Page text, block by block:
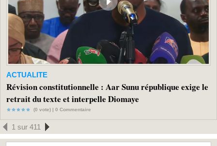
ACTUALITE
Révision constitutionnelle : Aar Sunu république exige le
retrait du texte et interpelle Diomaye
(0 vote) | 0 Commentaire
1 sur 411